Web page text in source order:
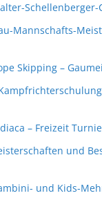
Schellenberger-
Mannschafts-
Skipping –
– Freizeit
und
und Kids-